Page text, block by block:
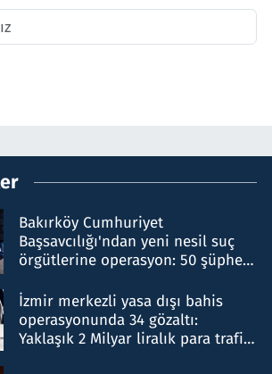
Bakırköy Cumhuriyet
Başsavcılığı'ndan yeni nesil suç
örgütlerine operasyon: 50 şüpheli
İzmir merkezli yasa dışı bahis
operasyonunda 34 gözaltı:
Yaklaşık 2 Milyar liralık para trafiği